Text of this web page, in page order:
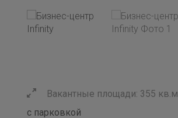
Вакантные площади: 355 кв.м
с парковкой